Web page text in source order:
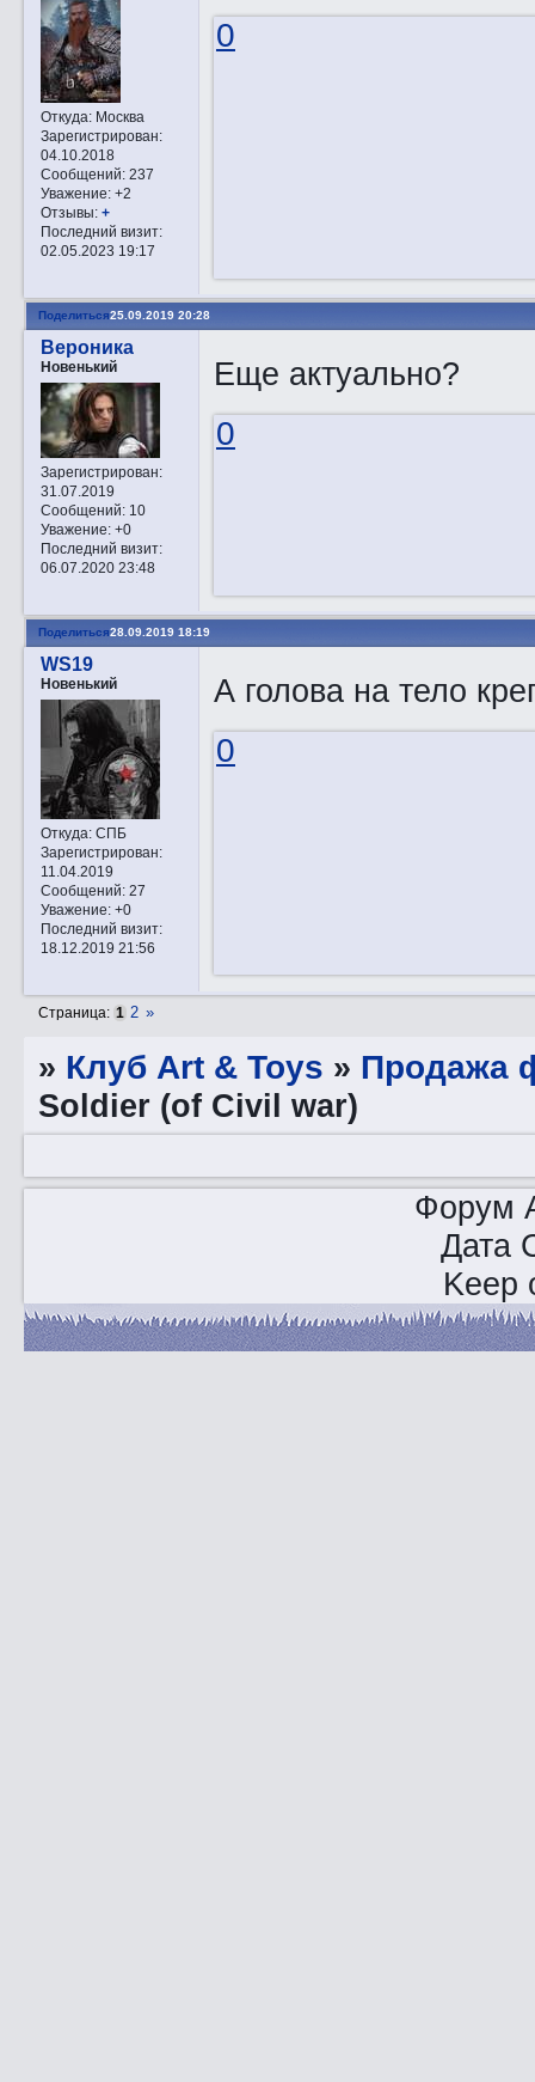
Откуда:Москва
Зарегистрирован:
04.10.2018
Сообщений:237
Уважение: +2
Отзывы: +
Последний визит:
02.05.2023 19:17
0
Поделиться25.09.2019 20:28
Вероника
Новенький
Зарегистрирован:
31.07.2019
Сообщений:10
Уважение: +0
Последний визит:
06.07.2020 23:48
Еще актуально?
0
Поделиться28.09.2019 18:19
WS19
Новенький
Откуда:СПБ
Зарегистрирован:
11.04.2019
Сообщений:27
Уважение: +0
Последний визит:
18.12.2019 21:56
А голова на тело
0
Страница: 1 2 »
» Клуб Art & Toys » Продажа
Soldier (of Civil war)
Форум
Дата
Keep